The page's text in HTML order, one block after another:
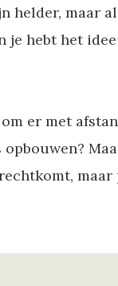
helder, maar
je hebt het
er met